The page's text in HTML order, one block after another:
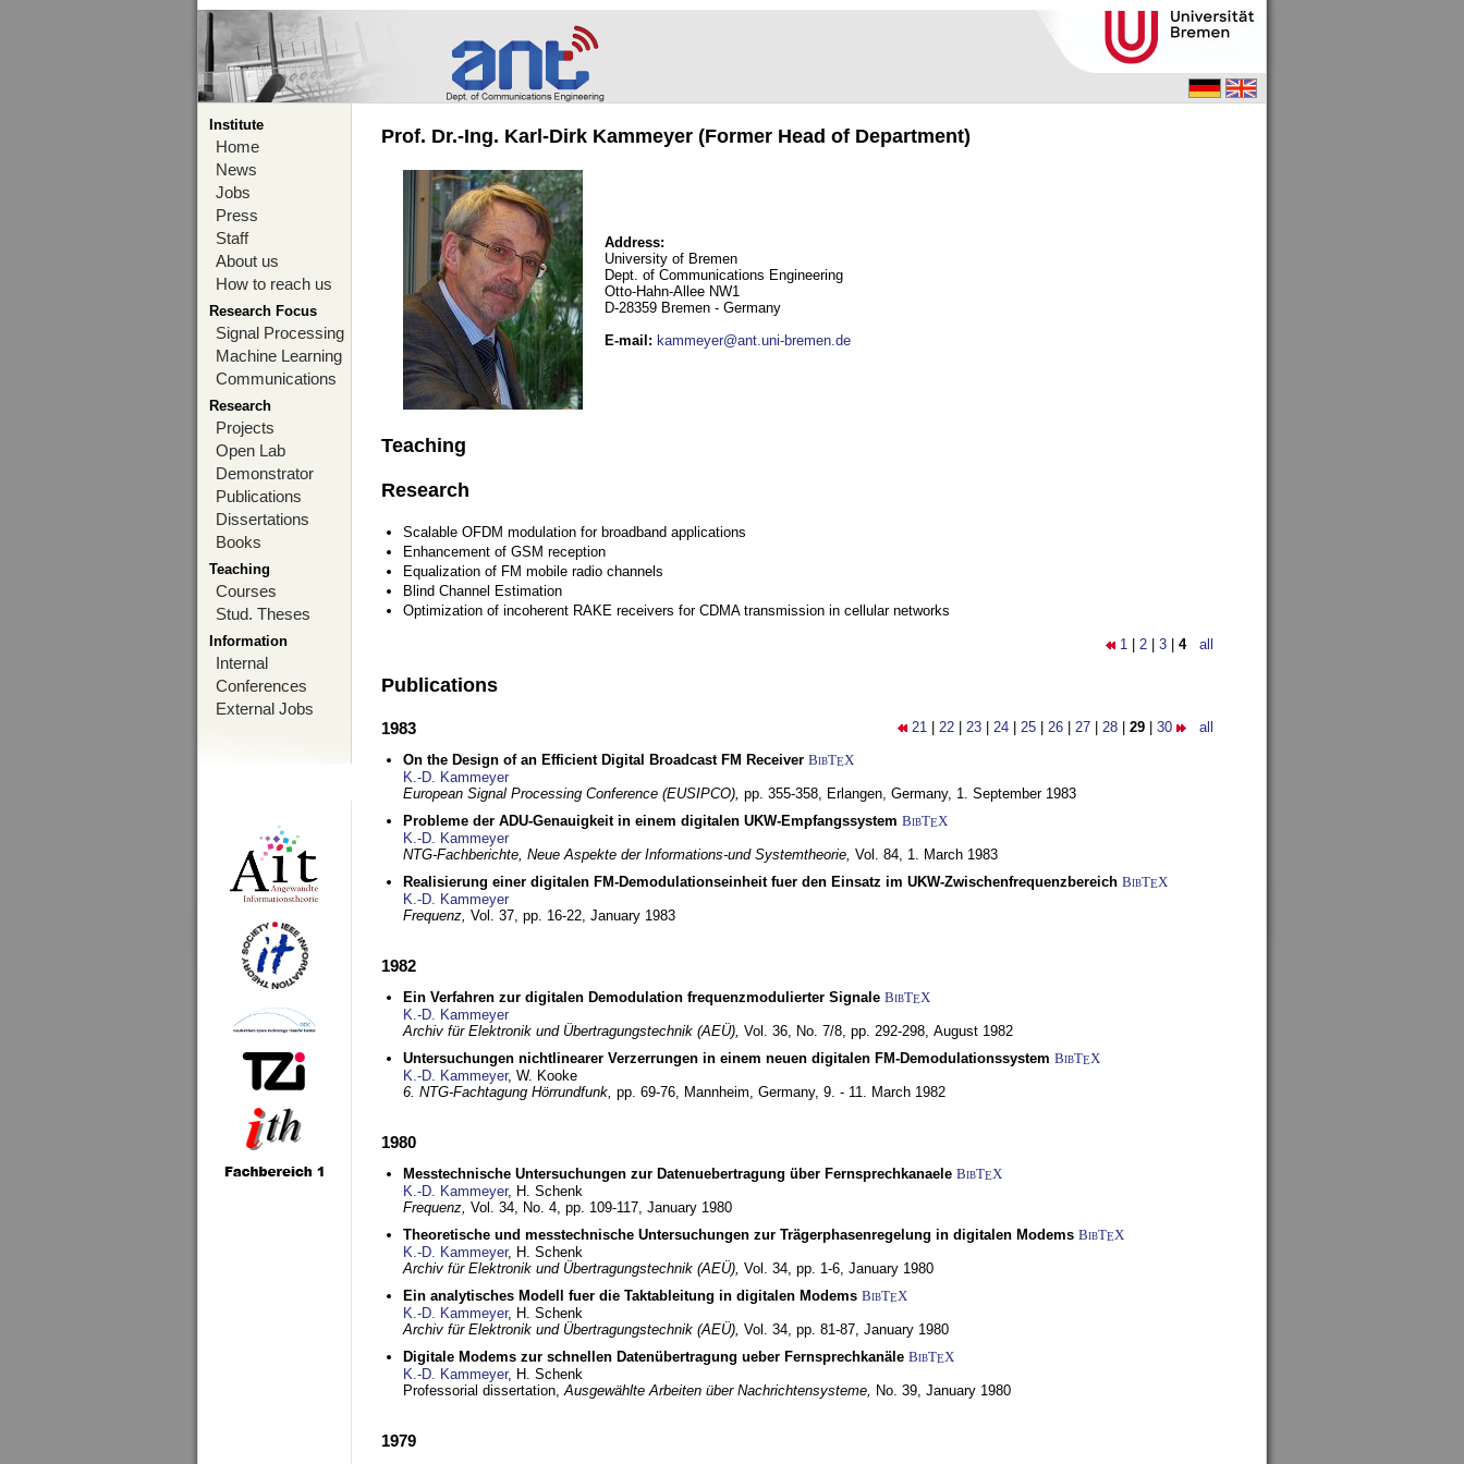
Institute
Home
News
Jobs
Press
Staff
About us
How to reach us
Research Focus
Signal Processing
Machine Learning
Communications
Research
Projects
Open Lab
Demonstrator
Publications
Dissertations
Books
Teaching
Courses
Stud. Theses
Information
Internal
Conferences
External Jobs
Prof. Dr.-Ing. Karl-Dirk Kammeyer (Former Head of Department)
Address:
University of Bremen
Dept. of Communications Engineering
Otto-Hahn-Allee NW1
D-28359 Bremen - Germany
E-mail : kammeyer@ant.uni-bremen.de
Teaching
Research
Scalable OFDM modulation for broadband applications
Enhancement of GSM reception
Equalization of FM mobile radio channels
Blind Channel Estimation
Optimization of incoherent RAKE receivers for CDMA transmission in cellular networks
1 2 3 4 all
Publications
21 22 23 24 25 26 27 28 29 30 all
1983
On the Design of an Efficient Digital Broadcast FM Receiver BibTEX
K.-D. Kammeyer
European Signal Processing Conference (EUSIPCO), pp. 355-358, Erlangen, Germany, 1. September 1983
Probleme der ADU-Genauigkeit in einem digitalen UKW-Empfangssystem BibTEX
K.-D. Kammeyer
NTG-Fachberichte, Neue Aspekte der Informations-und Systemtheorie, Vol. 84, 1. March 1983
Realisierung einer digitalen FM-Demodulationseinheit fuer den Einsatz im UKW-Zwischenfrequenzbereich BibTEX
K.-D. Kammeyer
Frequenz, Vol. 37, pp. 16-22, January 1983
1982
Ein Verfahren zur digitalen Demodulation frequenzmodulierter Signale BibTEX
K.-D. Kammeyer
Archiv für Elektronik und Übertragungstechnik (AEÜ), Vol. 36, No. 7/8, pp. 292-298, August 1982
Untersuchungen nichtlinearer Verzerrungen in einem neuen digitalen FM-Demodulationssystem BibTEX
K.-D. Kammeyer, W. Kooke
6. NTG-Fachtagung Hörrundfunk, pp. 69-76, Mannheim, Germany, 9. - 11. March 1982
1980
Messtechnische Untersuchungen zur Datenuebertragung über Fernsprechkanaele BibTEX
K.-D. Kammeyer, H. Schenk
Frequenz, Vol. 34, No. 4, pp. 109-117, January 1980
Theoretische und messtechnische Untersuchungen zur Trägerphasenregelung in digitalen Modems BibTEX
K.-D. Kammeyer, H. Schenk
Archiv für Elektronik und Übertragungstechnik (AEÜ), Vol. 34, pp. 1-6, January 1980
Ein analytisches Modell fuer die Taktableitung in digitalen Modems BibTEX
K.-D. Kammeyer, H. Schenk
Archiv für Elektronik und Übertragungstechnik (AEÜ), Vol. 34, pp. 81-87, January 1980
Digitale Modems zur schnellen Datenübertragung ueber Fernsprechkanäle BibTEX
K.-D. Kammeyer, H. Schenk
Professorial dissertation,Ausgewählte Arbeiten über Nachrichtensysteme, No. 39, January 1980
1979